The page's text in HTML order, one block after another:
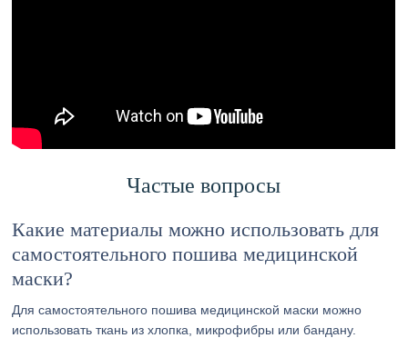
Частые вопросы
Какие материалы можно использовать для
самостоятельного пошива медицинской
маски?
Для самостоятельного пошива медицинской маски можно
использовать ткань из хлопка, микрофибры или бандану.